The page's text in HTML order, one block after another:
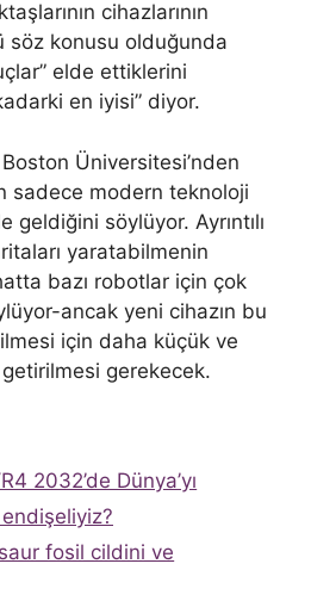
cihazlarının
söz konusu olduğunda
elde ettiklerini
en iyisi” diyor.
Üniversitesi’nden
sadece modern teknoloji
geldiğini söylüyor. Ayrıntılı
yaratabilmenin
bazı robotlar için çok
ancak yeni cihazın bu
için daha küçük ve
gerekecek.
2032’de Dünya’yı
fosil cildini ve